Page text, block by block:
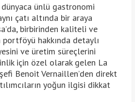
ünlü gastronomi
çatı altında bir araya
birbirinden kaliteli ve
hakkında detaylı
ve üretim süreçlerini
için özel olarak gelen La
Benoit Vernaillen’den direkt
yoğun ilgisi dikkat